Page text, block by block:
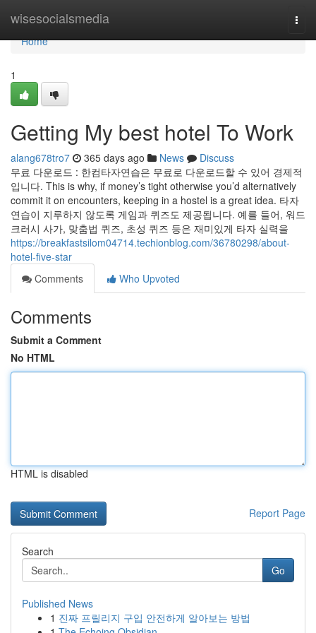
wisesocialsmedia
Home
Home
1
Getting My best hotel To Work
alang678tro7 365 days ago News
Discuss
무료 다운로드 : 한컴타자연습은 무료로 다운로드할 수 있어 경제적
입니다. This is why, if money’s tight otherwise you’d alternatively
commit it on encounters, keeping in a hostel is a great idea. 타자
연습이 지루하지 않도록 게임과 퀴즈도 제공됩니다. 예를 들어, 워드
크러시 사가, 맞춤법 퀴즈, 초성 퀴즈 등은 재미있게 타자 실력을
https://breakfastsilom04714.techionblog.com/36780298/about-
hotel-five-star
Comments
Who Upvoted
Comments
Submit a Comment
No HTML
HTML is disabled
Report Page
Search
Go
Published News
1 진짜 프릴리지 구입 안전하게 알아보는 방법